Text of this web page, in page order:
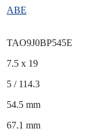
ABE
TAO9J0BP545E
7.5 x 19
5 / 114.3
54.5 mm
67.1 mm